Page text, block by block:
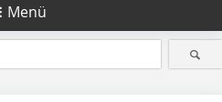
Menü